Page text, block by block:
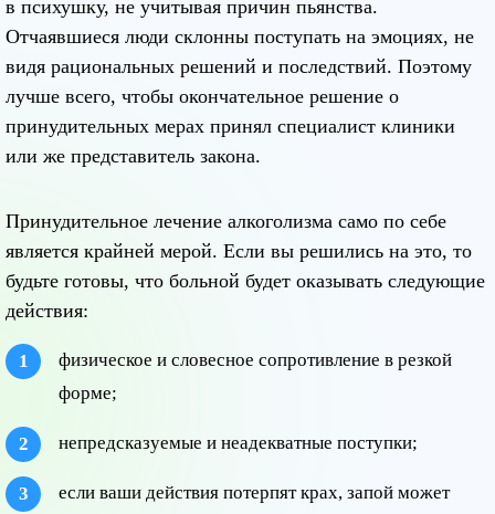
в психушку, не учитывая причин пьянства.
Отчаявшиеся люди склонны поступать на эмоциях, не
видя рациональных решений и последствий. Поэтому
лучше всего, чтобы окончательное решение о
принудительных мерах принял специалист клиники
или же представитель закона.
Принудительное лечение алкоголизма само по себе
является крайней мерой. Если вы решились на это, то
будьте готовы, что больной будет оказывать следующие
действия:
физическое и словесное сопротивление в резкой
форме;
непредсказуемые и неадекватные поступки;
если ваши действия потерпят крах, запой может